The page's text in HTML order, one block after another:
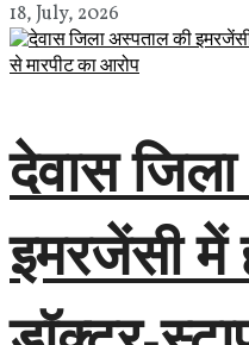
18, July, 2026
देवास
इमरजेंसी में